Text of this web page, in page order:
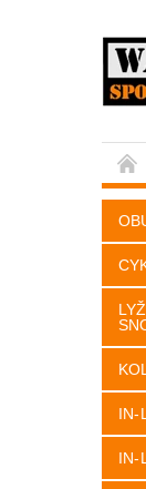
IN-
IN-